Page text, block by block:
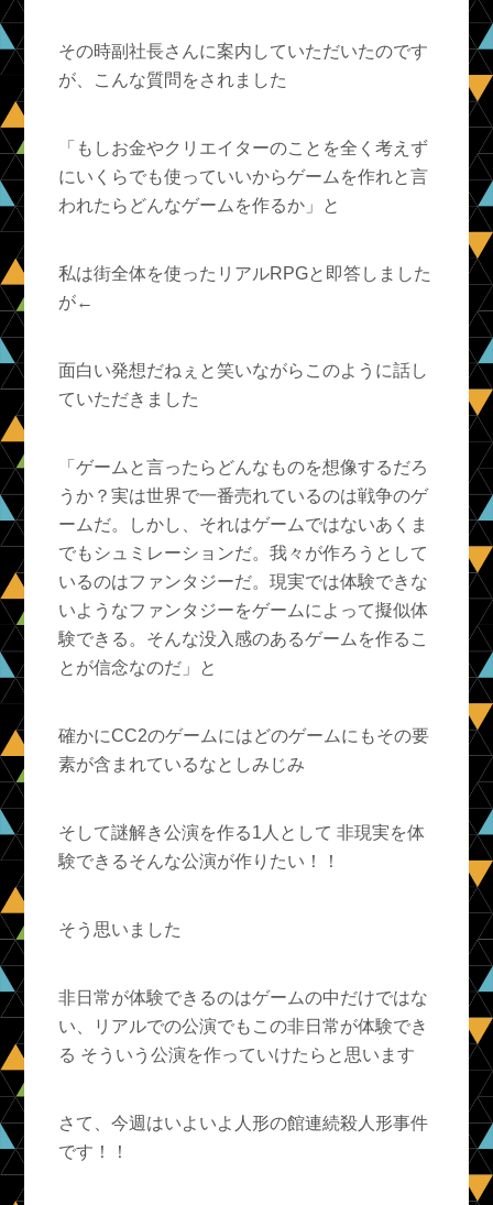
その時副社長さんに案内していただいたのです
が、こんな質問をされました
「もしお金やクリエイターのことを全く考えず
にいくらでも使っていいからゲームを作れと言
われたらどんなゲームを作るか」と
私は街全体を使ったリアルRPGと即答しました
が←
面白い発想だねぇと笑いながらこのように話し
ていただきました
「ゲームと言ったらどんなものを想像するだろ
うか？実は世界で一番売れているのは戦争のゲ
ームだ。しかし、それはゲームではないあくま
でもシュミレーションだ。我々が作ろうとして
いるのはファンタジーだ。現実では体験できな
いようなファンタジーをゲームによって擬似体
験できる。そんな没入感のあるゲームを作るこ
とが信念なのだ」と
確かにCC2のゲームにはどのゲームにもその要
素が含まれているなとしみじみ
そして謎解き公演を作る1人として 非現実を体
験できるそんな公演が作りたい！！
そう思いました
非日常が体験できるのはゲームの中だけではな
い、リアルでの公演でもこの非日常が体験でき
る そういう公演を作っていけたらと思います
さて、今週はいよいよ人形の館連続殺人形事件
です！！